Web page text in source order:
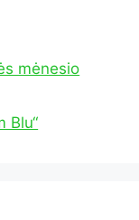
mėnesio
Blu“